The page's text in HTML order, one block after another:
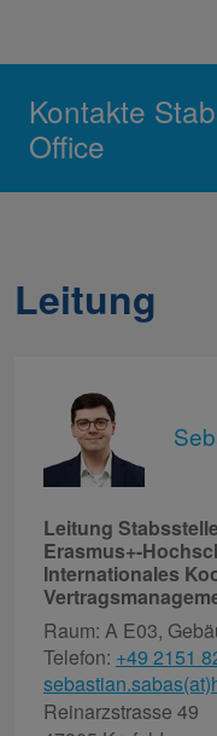
Kontakte
Office
Leitung
Leitung
Erasmus+-
Internationales
Raum: A E03,
Telefon: +49 2151
Reinarzstrasse 49